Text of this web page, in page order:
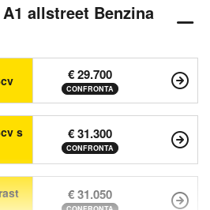
allstreet Benzina
€ 29.700
CONFRONTA
s
€ 31.300
CONFRONTA
€ 31.050